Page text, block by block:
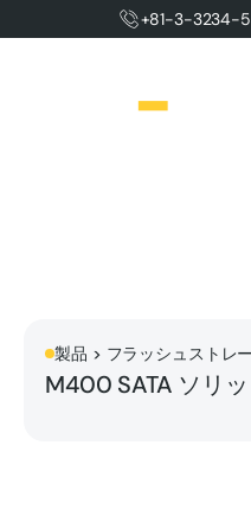
+81-3-3234-
製品 > フラッシュストレ
M400 SATA ソリ